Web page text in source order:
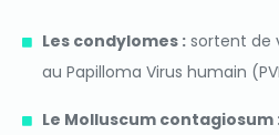
Les condylomes :sortent de
au Papilloma Virus humain
Le Molluscum contagiosum